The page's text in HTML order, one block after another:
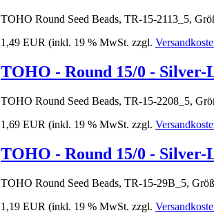
TOHO Round Seed Beads, TR-15-2113_5,
1,49 EUR (inkl. 19 % MwSt. zzgl.
TOHO - Round 15/0 -
TOHO Round Seed Beads, TR-15-2208_5,
1,69 EUR (inkl. 19 % MwSt. zzgl.
TOHO - Round 15/0 - Silver-
TOHO Round Seed Beads, TR-15-29B_5,
1,19 EUR (inkl. 19 % MwSt. zzgl.